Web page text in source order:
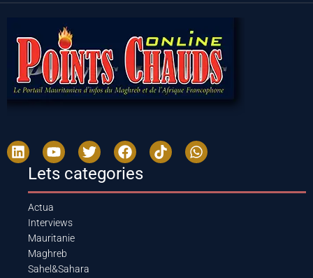
Lets categories
Actua
Interviews
Mauritanie
Maghreb
Sahel&Sahara